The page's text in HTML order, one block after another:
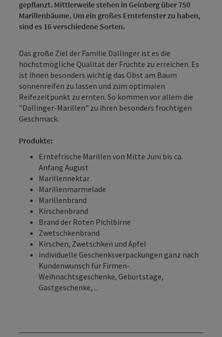
gepflanzt. Mittlerweile stehen in Geinberg über 750
Marillenbäume. Um ein großes Erntefenster zu haben,
sind es 16 verschiedene Sorten.
Das große Ziel der Familie Dallinger ist es die
höchstmögliche Qualität der Früchte zu erreichen. Es
ist ihnen besonders wichtig das Obst am Baum
sonnenreifen zu lassen und zum optimalen
Reifezeitpunkt zu ernten. So kommen vor allem die
"Dallinger-Marillen" zu ihren besonders fruchtigen
Geschmack.
Produkte:
Erntefrische Marillen von Mitte Juni bis ca.
Anfang August
Marillennektar
Marillenmarmelade
Marillenbrand
Kirschenbrand
Brand der Roten Pichlbirne
Zwetschkenbrand
Kirschen, Zwetschken und Äpfel
individuelle Geschenksverpackungen ganz nach
Kundenwunsch für Firmen-
Weihnachtsgeschenke, Geburtstage,
Gastgeschenke, ...